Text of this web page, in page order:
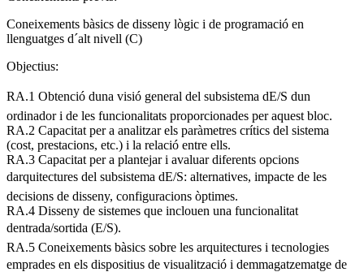
Coneixements bàsics de disseny lògic i de programació en
llenguatges d´alt nivell (C)
Objectius:
RA.1 Obtenció duna visió general del subsistema dE/S dun
ordinador i de les funcionalitats proporcionades per aquest bloc.
RA.2 Capacitat per a analitzar els paràmetres crítics del sistema
(cost, prestacions, etc.) i la relació entre ells.
RA.3 Capacitat per a plantejar i avaluar diferents opcions
darquitectures del subsistema dE/S: alternatives, impacte de les
decisions de disseny, configuracions òptimes.
RA.4 Disseny de sistemes que inclouen una funcionalitat
dentrada/sortida (E/S).
RA.5 Coneixements bàsics sobre les arquitectures i tecnologies
emprades en els dispositius de visualització i demmagatzematge de